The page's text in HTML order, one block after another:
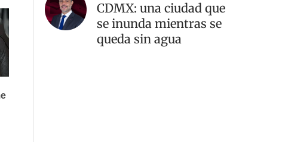
CDMX: una ciudad que
se inunda mientras se
queda sin agua